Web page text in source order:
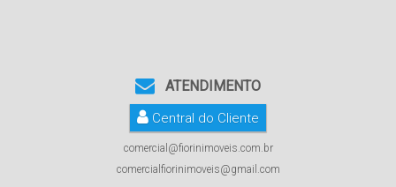
ATENDIMENTO
Central do Cliente
comercial@fiorinimoveis.com.br
comercialfiorinimoveis@gmail.com